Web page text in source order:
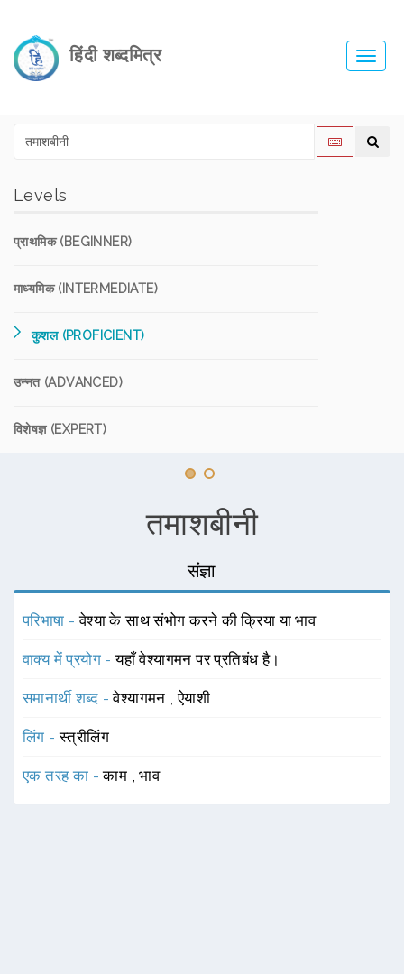
हिंदी शब्दमित्र
Levels
प्राथमिक (BEGINNER)
माध्यमिक (INTERMEDIATE)
कुशल (PROFICIENT)
उन्नत (ADVANCED)
विशेषज्ञ (EXPERT)
तमाशबीनी
संज्ञा
परिभाषा -वेश्या के साथ संभोग करने की क्रिया या भाव
वाक्य में प्रयोग -यहाँ वेश्यागमन पर प्रतिबंध है।
समानार्थी शब्द -वेश्यागमन ,ऐयाशी
लिंग -स्त्रीलिंग
एक तरह का -काम ,भाव